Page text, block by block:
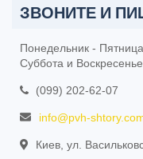
ЗВОНИТЕ И
Понедельник -
Суббота и
(099) 202-62-07
info@pvh-
Киев, ул.